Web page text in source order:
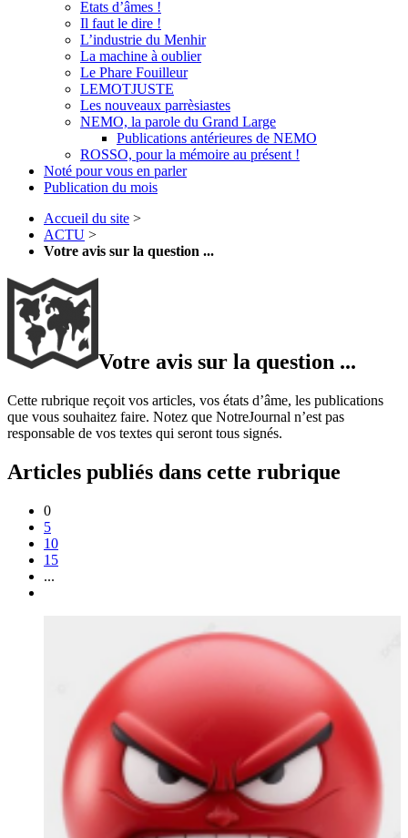
Etats d’âmes !
Il faut le dire !
L’industrie du Menhir
La machine à oublier
Le Phare Fouilleur
LEMOTJUSTE
Les nouveaux parrèsiastes
NEMO, la parole du Grand Large
Publications antérieures de NEMO
ROSSO, pour la mémoire au présent !
Noté pour vous en parler
Publication du mois
Accueil du site >
ACTU >
Votre avis sur la question ...
Votre avis sur la question ...
Cette rubrique reçoit vos articles, vos états d’âme, les publications
que vous souhaitez faire. Notez que NotreJournal n’est pas
responsable de vos textes qui seront tous signés.
Articles publiés dans cette rubrique
0
5
10
15
...